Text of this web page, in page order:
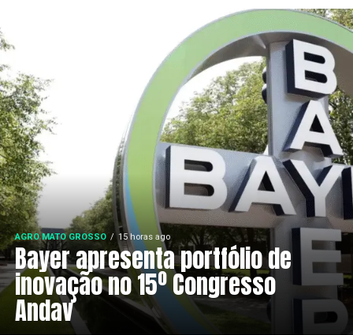
AGRO MATO GROSSO 15 horas ago
Bayer apresenta portfólio de
inovação no 15º Congresso
Andav